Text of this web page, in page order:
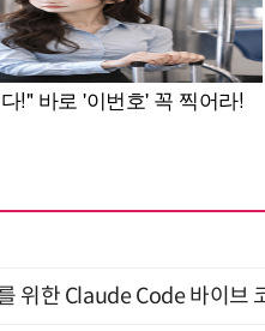
위한 Claude Code 바이브